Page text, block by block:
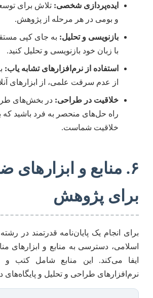
ایده‌پردازی شخصی: تلاش برای
و بومی در هر مرحله از پژوهش.
بازنویسی و تحلیل: به جای کپی
با زبان خود بازنویسی و تحلیل کنید.
استفاده از نرم‌افزارهای تشابه یاب:
از عدم سرقت علمی، از ابزارهای
خلاقیت در طراحی: در بخش‌های
راه حل‌های منحصر به فرد باشید که
خلاقیت شماست.
۶. منابع و ابزارهای
برای پژوهش
برای انجام یک پایان‌نامه قدرتمند در
اسلامی، دسترسی به منابع و ابزارهای
ایفا می‌کند. این منابع شامل کتب
نرم‌افزارهای طراحی و تحلیل و پایگاه‌های